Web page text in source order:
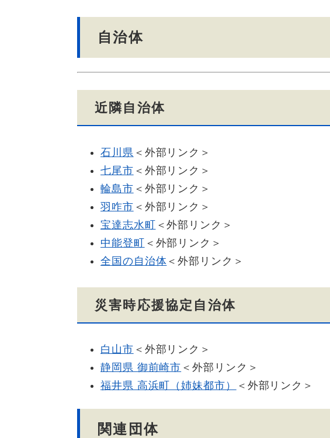
自治体
近隣自治体
石川県 ＜外部リンク＞
七尾市 ＜外部リンク＞
輪島市 ＜外部リンク＞
羽咋市 ＜外部リンク＞
宝達志水町 ＜外部リンク＞
中能登町 ＜外部リンク＞
全国の自治体 ＜外部リンク＞
災害時応援協定自治体
白山市 ＜外部リンク＞
静岡県 御前崎市 ＜外部リンク＞
福井県 高浜町（姉妹都市）
＜外部リンク＞
関連団体